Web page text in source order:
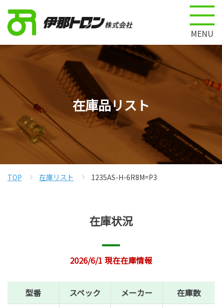
MENU
在庫品リスト
TOP 在庫リスト 1235AS-H-6R8M=P3
在庫状況
2026/6/1 現在在庫情報
型番 スペック メーカー
在庫数